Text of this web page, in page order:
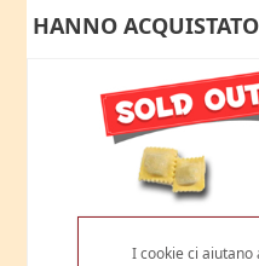
HANNO
I cookie ci